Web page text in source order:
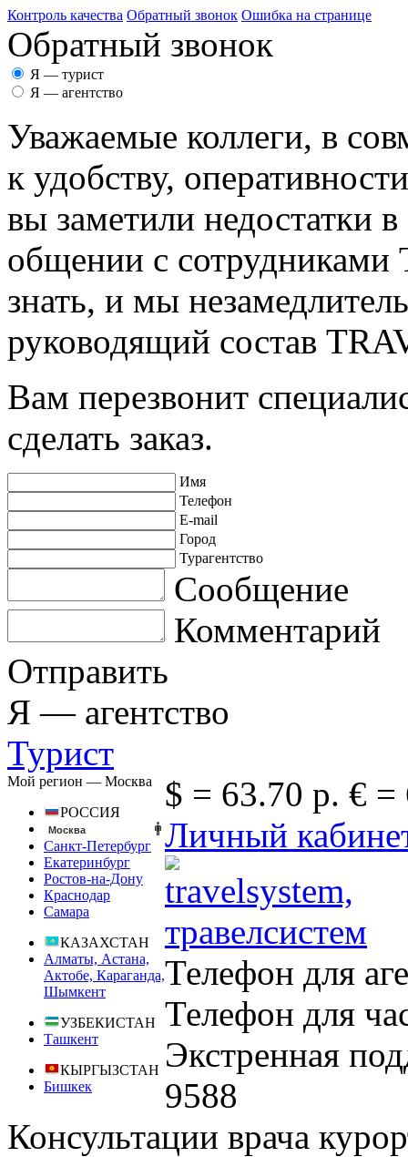
Контроль качества Обратный звонок Ошибка на странице
Обратный звонок
Я — турист
Я — агентство
Уважаемые коллеги, в
к удобству,
вы заметили недостатки
общении с
знать, и мы
руководящий состав
Вам перезвонит
сделать заказ.
Имя
Телефон
E-mail
Город
Турагентство
Сообщение
Комментарий
Отправить
Я — агентство
Турист
Мой регион — Москва
РОССИЯ
Москва
Санкт-Петербург
Екатеринбург
Ростов-на-Дону
Краснодар
Самара
КАЗАХСТАН
Алматы, Астана,
Актобе, Караганда,
Шымкент
УЗБЕКИСТАН
Ташкент
КЫРГЫЗСТАН
Бишкек
$ = 63.70 р. € =
Личный
Телефон для
Телефон для
Экстренная
9588
Консультации врача